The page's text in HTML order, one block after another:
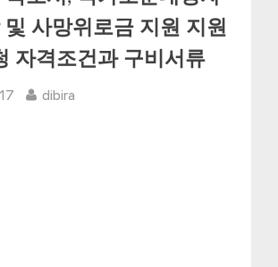
및 사망위로금 지원 지원
자격조건과 구비서류
By
dibira